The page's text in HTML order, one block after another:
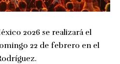
2026 se realizará el
22 de febrero en el